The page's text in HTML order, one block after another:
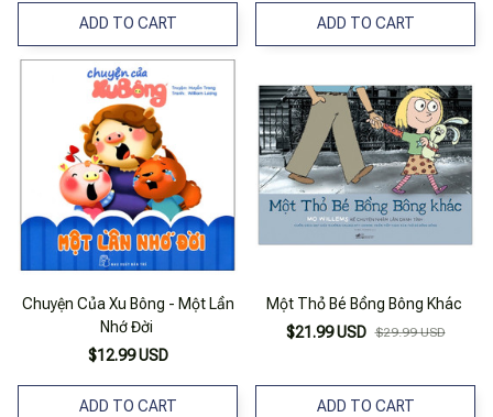
ADD TO CART ADD TO CART
Chuyện Của Xu Bông - Một Lần
Nhớ Đời
$12.99 USD
ADD TO CART
Một Thỏ Bé Bồng Bông Khác
$21.99 USD $29.99 USD
ADD TO CART